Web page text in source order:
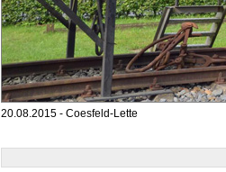
20.08.2015 - Coesfeld-Lette